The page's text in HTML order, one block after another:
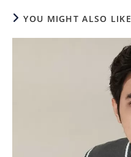
YOU MIGHT ALSO LIKE